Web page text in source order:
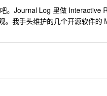
。Journal Log 里做 Interactive
。我手头维护的几个开源软件的